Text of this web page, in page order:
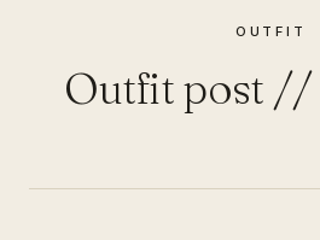
OUTFIT
Outfit post //